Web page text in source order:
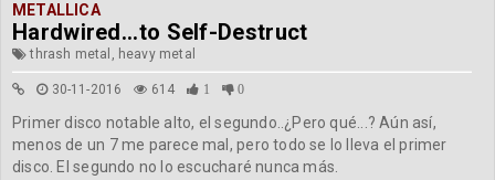
METALLICA
Hardwired...to Self-Destruct
thrash metal, heavy metal
30-11-2016 614 1 0
Primer disco notable alto, el segundo..¿Pero qué...? Aún así,
menos de un 7 me parece mal, pero todo se lo lleva el primer
disco. El segundo no lo escucharé nunca más.